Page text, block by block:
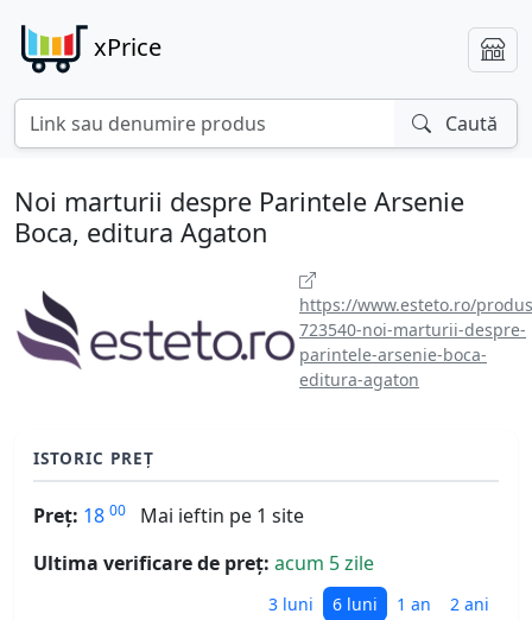
xPrice
Caută
Noi marturii despre Parintele Arsenie
Boca, editura Agaton
https://www.esteto.ro/
723540-noi-marturii-despre-
parintele-arsenie-boca-
editura-agaton
ISTORIC PREȚ
Preț: 18 00
Mai ieftin pe 1 site
Ultima verificare de preț: acum 5 zile
3 luni 6 luni 1 an 2 ani